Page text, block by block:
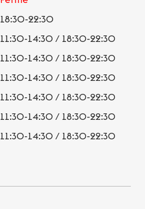
18:30-22:30
11:30-14:30 / 18:30-22:30
11:30-14:30 / 18:30-22:30
11:30-14:30 / 18:30-22:30
11:30-14:30 / 18:30-22:30
11:30-14:30 / 18:30-22:30
11:30-14:30 / 18:30-22:30